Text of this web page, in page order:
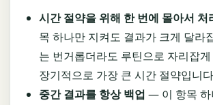
시간 절약을 위해 한 번에 몰아서 처
목 하나만 지켜도 결과가 크게 달라
는 번거롭더라도 루틴으로 자리잡
장기적으로 가장 큰 시간 절약입니
중간 결과를 항상 백업 — 이 항목 하